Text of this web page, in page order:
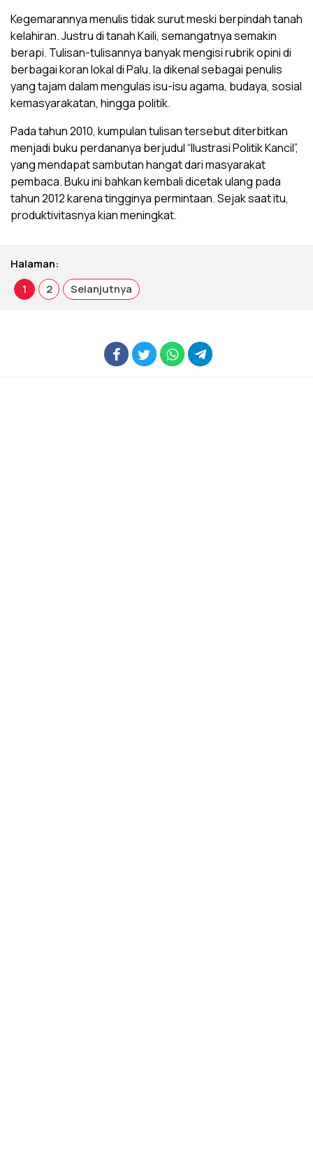
Kegemarannya menulis tidak surut meski berpindah tanah
kelahiran. Justru di tanah Kaili, semangatnya semakin
berapi. Tulisan-tulisannya banyak mengisi rubrik opini di
berbagai koran lokal di Palu. Ia dikenal sebagai penulis
yang tajam dalam mengulas isu-isu agama, budaya, sosial
kemasyarakatan, hingga politik.
Pada tahun 2010, kumpulan tulisan tersebut diterbitkan
menjadi buku perdananya berjudul “Ilustrasi Politik Kancil”,
yang mendapat sambutan hangat dari masyarakat
pembaca. Buku ini bahkan kembali dicetak ulang pada
tahun 2012 karena tingginya permintaan. Sejak saat itu,
produktivitasnya kian meningkat.
Halaman:
1
2 Selanjutnya